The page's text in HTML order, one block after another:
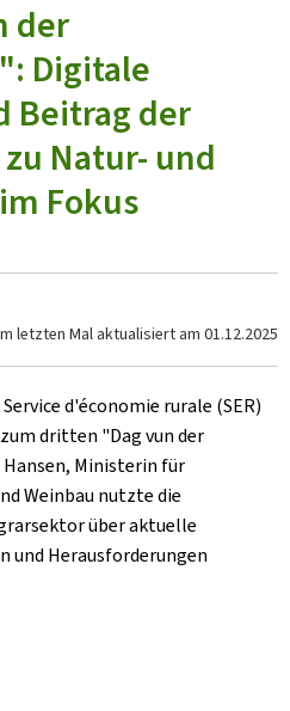
der
Digitale
Beitrag der
Natur- und
Fokus
letzten Mal aktualisiert am 01.12.2025
d'économie rurale (SER)
dritten "Dag vun der
Ministerin für
Weinbau nutzte die
über aktuelle
und Herausforderungen